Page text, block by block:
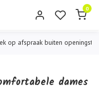
0
afspraak buiten openingstijden
dames